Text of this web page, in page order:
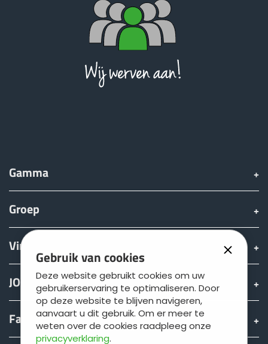
Gebruik van cookies
Deze website gebruikt cookies om uw
gebruikerservaring te optimaliseren. Door
op deze website te blijven navigeren,
aanvaart u dit gebruik. Om er meer te
weten over de cookies raadpleeg onze
privacyverklaring.
Gamma
Groep
Vinden & Kopen
JOSKIN wereld
Fan shop